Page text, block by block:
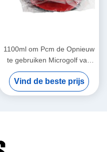
1100ml om Pcm de Opnieuw
te gebruiken Microgolf van
Hittepakken voor Huisdieren
Vind de beste prijs